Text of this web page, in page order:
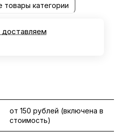
товары категории
от 150 рублей (включена в
стоимость)